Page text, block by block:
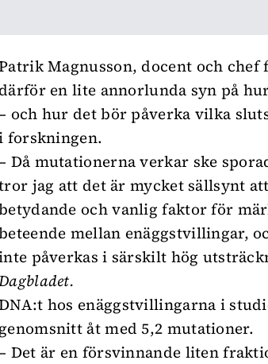
Magnusson, docent och
därför en lite annorlunda syn på
och hur det bör påverka vilka
forskningen.
Då mutationerna verkar ske
jag att det är mycket sällsynt
och vanlig faktor för
mellan enäggstvillingar,
påverkas i särskilt hög
hos enäggstvillingarna i
genomsnitt åt med 5,2 mutationer.
Det är en försvinnande liten